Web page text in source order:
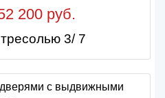
200 руб.
3/ 7